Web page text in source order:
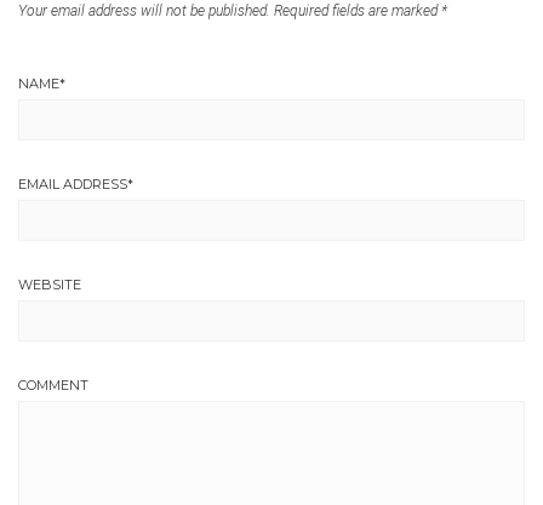
Your email address will not be published. Required fields are marked *
NAME*
EMAIL ADDRESS*
WEBSITE
COMMENT